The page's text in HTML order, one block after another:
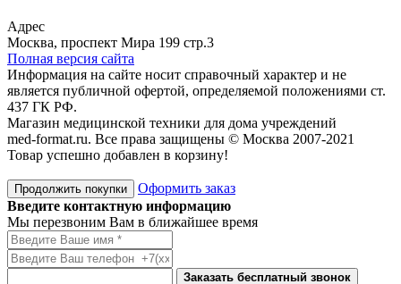
Адрес
Москва, проспект Мира 199 стр.3
Полная версия сайта
Информация на сайте носит справочный характер и не
является публичной офертой, определяемой положениями ст.
437 ГК РФ.
Магазин медицинской техники для дома учреждений
med-format.ru. Все права защищены © Москва 2007-2021
Товар успешно добавлен в корзину!
Продолжить покупки
Оформить заказ
Введите контактную информацию
Мы перезвоним Вам в ближайшее время
Заказать бесплатный звонок